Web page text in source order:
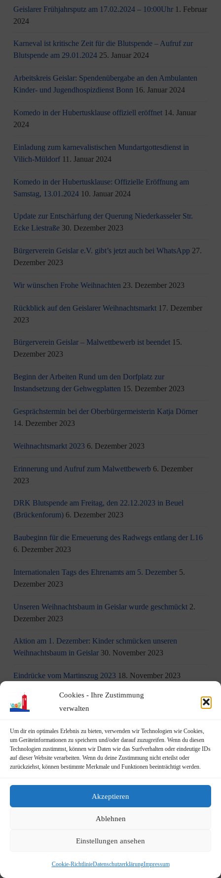
Cookies - Ihre Zustimmung
verwalten
Um dir ein optimales Erlebnis zu bieten, verwenden wir Technologien wie Cookies,
um Geräteinformationen zu speichern und/oder darauf zuzugreifen. Wenn du diesen
Technologien zustimmst, können wir Daten wie das Surfverhalten oder eindeutige IDs
auf dieser Website verarbeiten. Wenn du deine Zustimmung nicht erteilst oder
zurückziehst, können bestimmte Merkmale und Funktionen beeinträchtigt werden.
Akzeptieren
Ablehnen
Einstellungen ansehen
Cookie-RichtlinieDatenschutzerklärungImpressum
Geislarer Frühjahrsputz am 17.02.2024 – 10:00Uhr 1. Februar
2024
Karneval ist kritische Zeit für die Blutspende – Aufruf zur
Blutspende am 29.01.2024 25. Januar 2024
Arbeitskreis Geislar: Spendenübergabe an den Ambulanten
Kinder- und Jugendhospizdienst Bonn 16. Januar 2024
Komedo in der Hubertusklause offiziell eröffnet 14. Januar
2024
Einladung zum karnevalistischen Mundartgottesdienst in
Vilich-Müldorf 11. Januar 2024
Komedo in der Hubertusklause: Offizielle Eröffnung am
Samstag, 13.01.2024 10. Januar 2024
Update zur Entschärfung der Querung Niederkasseler Str.
Ecke Liestraße 30. Dezember 2023
Bürgerverein Geislar e.V. gibt’s jetzt auch bei WhatsApp 27.
Dezember 2023
Wir wünschen Frohe Weihnachten 23. Dezember 2023
Rückblick auf den Geislarer Weihnachtsmarkt 17. Dezember
2023
Bürgerverein Geislar – Malwettbewerb ist beendet 15.
Dezember 2023
Beginn der Arbeiten Rund um den Dorfplatz zur
Instandsetzung der Gehwegplatten 15. Dezember 2023
Gesprächstermin bei der Oberbürgermeisterin Katja Dörner
14. Dezember 2023
Weihnachtsmarkt 2023 6. Dezember 2023
Erinnerung und Aufruf zum Malwettbewerb 6. Dezember
2023
DRK Blutspende am Freitag, den 22.12.2023 in Beuel
(Brückenforum) 6. Dezember 2023
Baubeginn für die Erneuerung des Radwegs entlang der L16
6. Dezember 2023
Internationalen Tags des Ehrenamts am 5. Dezember 5.
Dezember 2023
Unseren Weihnachtsbaum in Geislar wurde geschmückt 2.
Dezember 2023
Aktion am 1. Dezember: Kinder schmücken unseren
Weihnachtsbaum in Geislar 30. November 2023
Eindrücke vom Martinszug 2023 18. November 2023
„Hubertusklause“ öffnet (endlich) wieder 12. November 2023
Neuer Standort der Jugendarbeit „op Jöck“ vom
JUgendZEntrum Haus Michael 9. November 2023
Terminankündigung: Rundgang durch Geislar mit